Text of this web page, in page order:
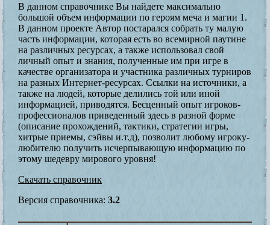
В данном справочнике Вы найдете максимально
большой объем информации по героям меча и магии 1.
В данном проекте Автор постарался собрать ту малую
часть информации, которая есть во всемирной паутине
на различных ресурсах, а также использовал свой
личный опыт и знания, полученные им при игре в
качестве организатора и участника различных турниров
на разных Интернет-ресурсах. Ссылки на источники, а
также на людей, которые делились той или иной
информацией, приводятся. Бесценный опыт игроков-
профессионалов приведенный здесь в разной форме
(описание прохождений, тактики, стратегии игры,
хитрые приемы, сэйвы и.т.д), позволит любому игроку-
любителю получить исчерпывающую информацию по
этому шедевру мирового уровня!
Скачать справочник
Версия справочника: 3.2